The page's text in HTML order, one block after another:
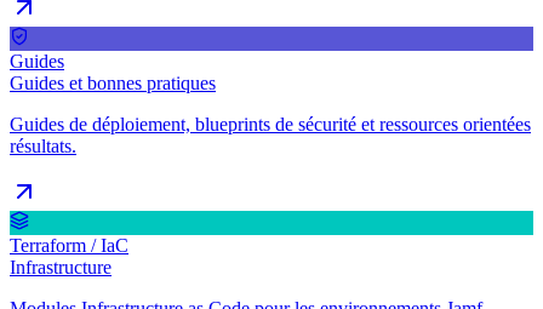
Guides
Guides et bonnes pratiques
Guides de déploiement, blueprints de sécurité et ressources orientées
résultats.
Terraform / IaC
Infrastructure